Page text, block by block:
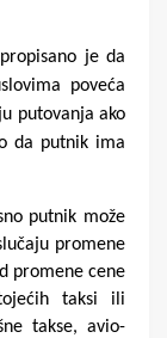
je da
poveća
putovanja ako
da putnik ima
putnik može
promene
promene cene
taksi ili
takse, avio-